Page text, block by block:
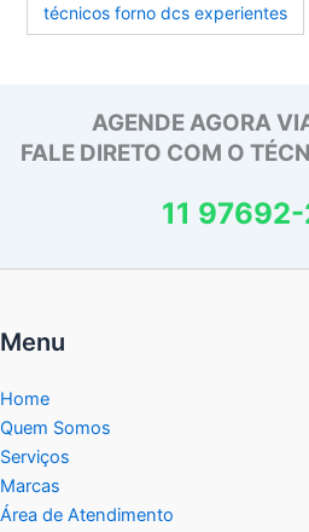
técnicos forno dcs experientes
AGENDE AGORA
FALE DIRETO COM O
11
Menu
Home
Quem Somos
Serviços
Marcas
Área de Atendimento